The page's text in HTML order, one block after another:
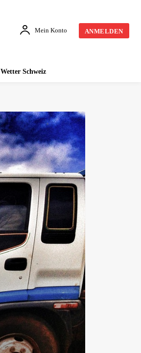
Mein Konto ANMELDEN
Wetter Schweiz